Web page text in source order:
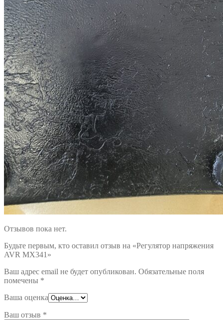
Отзывов пока нет.
Будьте первым, кто оставил отзыв на «Регулятор напряжения
AVR MX341»
Ваш адрес email не будет опубликован. Обязательные поля
помечены *
Ваша оценка
Ваш отзыв *